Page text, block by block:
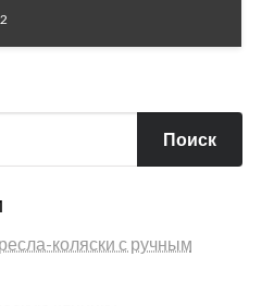
Поиск
коляски с ручным